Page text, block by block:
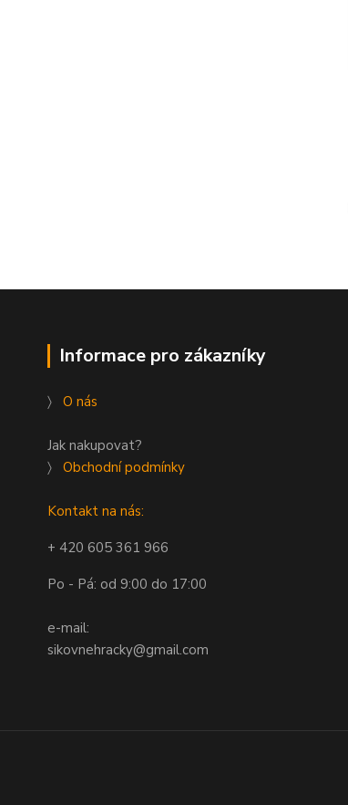
Informace pro zákazníky
〉 O nás
Jak nakupovat?
〉 Obchodní podmínky
Kontakt na nás:
+ 420 605 361 966
Po - Pá: od 9:00 do 17:00
e-mail:
sikovnehracky@gmail.com